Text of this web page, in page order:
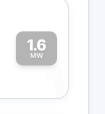
1.6
MW
1